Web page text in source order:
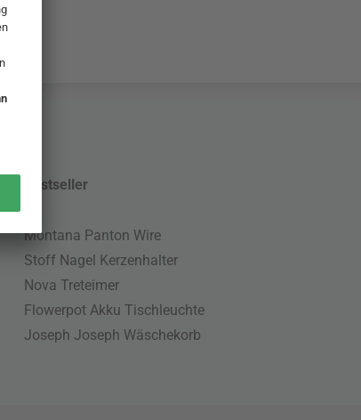
Bestseller
Montana Panton Wire
Stoff Nagel Kerzenhalter
Nova Treteimer
Flowerpot Akku Tischleuchte
Joseph Joseph Wäschekorb